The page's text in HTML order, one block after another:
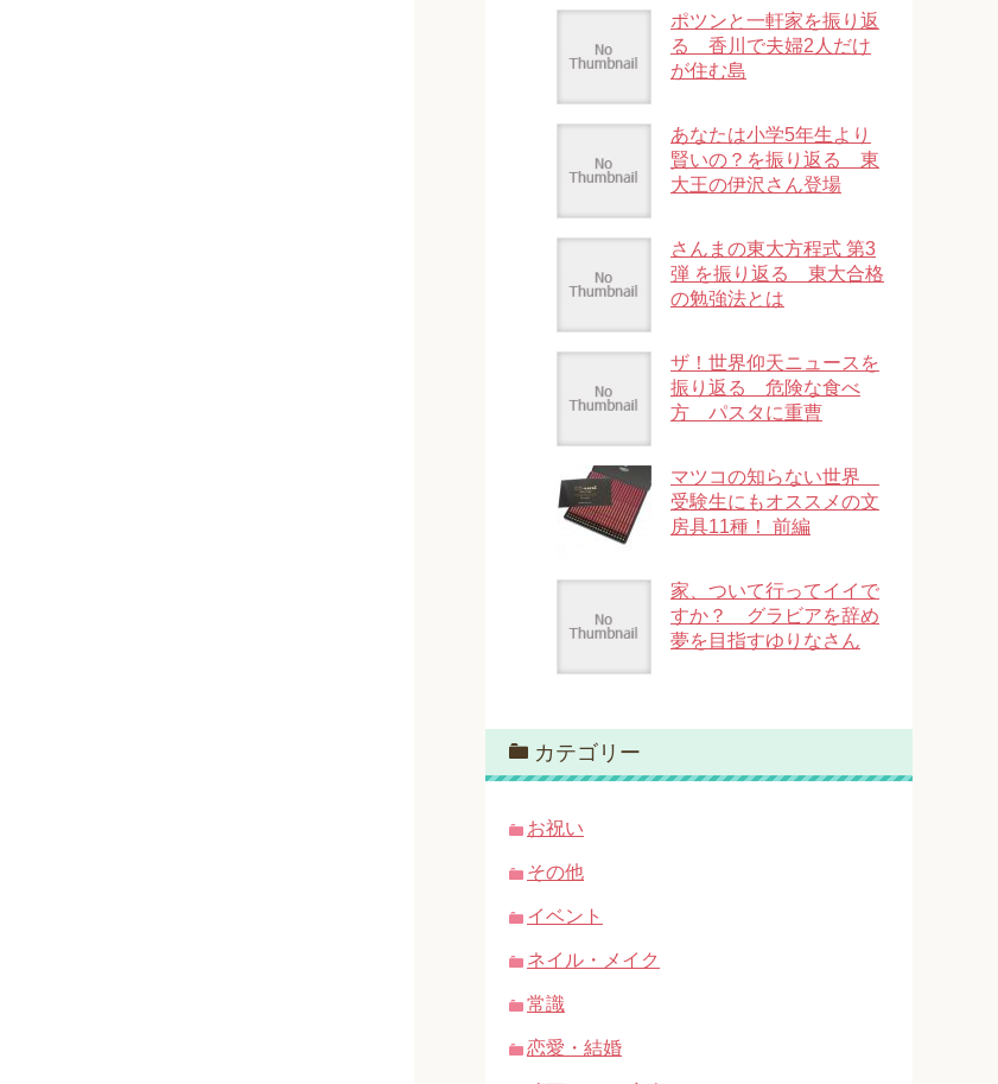
ポツンと一軒家を振り返
る 香川で夫婦2人だけ
が住む島
あなたは小学5年生より
賢いの？を振り返る 東
大王の伊沢さん登場
さんまの東大方程式 第3
弾 を振り返る 東大合格
の勉強法とは
ザ！世界仰天ニュースを
振り返る 危険な食べ
方 パスタに重曹
マツコの知らない世界
受験生にもオススメの文
房具11種！ 前編
家、ついて行ってイイで
すか？ グラビアを辞め
夢を目指すゆりなさん
カテゴリー
お祝い
その他
イベント
ネイル・メイク
常識
恋愛・結婚